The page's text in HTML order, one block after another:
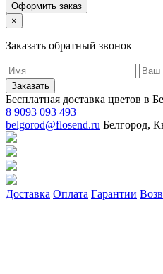
Оформить заказ
×
Заказать обратный звонок
Заказать
Бесплатная доставка цветов в
8 9093 093 493
belgorod@flosend.ru Белгород,
Доставка Оплата Гарантии